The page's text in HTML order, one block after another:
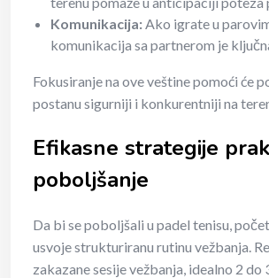
Komunikacija:Ako igrate u
komunikacija sa partnerom je
Fokusiranje na ove veštine pomoći će
postanu sigurniji i konkurentniji na
Efikasne strategije
poboljšanje
Da bi se poboljšali u padel tenisu,
usvoje strukturiranu rutinu vežbanja.
zakazane sesije vežbanja, idealno 2 do